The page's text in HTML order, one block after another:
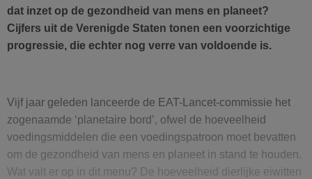
dat inzet op de gezondheid van mens en planeet?
Cijfers uit de Verenigde Staten tonen een voorzichtige
progressie, die echter nog verre van voldoende is.
Vijf jaar geleden lanceerde de EAT-Lancet-commissie het
zogenaamde ‘planetaire bord’, ofwel de hoeveelheid
voedingsmiddelen die een voedingspatroon moet bevatten
om de gezondheid van mens en planeet in stand te houden.
Wat valt er op in dit menu? De hoeveelheid dierlijke eiwitten